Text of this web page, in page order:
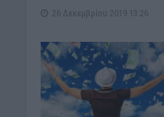
26 Δεκεμβρίου 2019 13:26